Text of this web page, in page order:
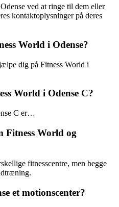
ved at ringe til dem eller
kontaktoplysninger på deres
World i Odense?
dig på Fitness World i
World i Odense C?
C er…
Fitness World og
fitnesscentre, men begge
et motionscenter?